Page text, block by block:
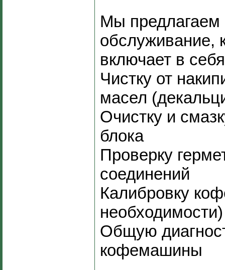
Мы предлагаем
обслуживание,
включает в
Чистку от
масел
Очистку и
блока
Проверку
соединений
Калибровку
необходимости)
Общую
кофемашины